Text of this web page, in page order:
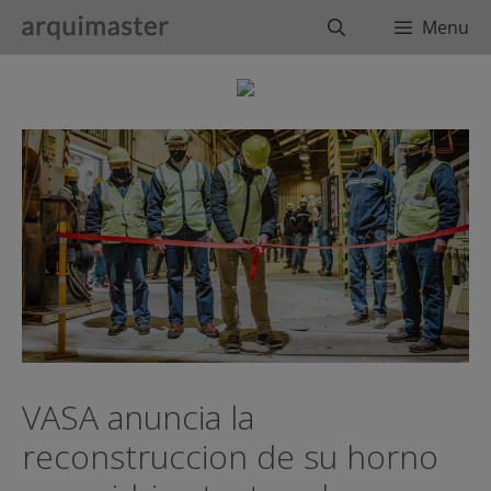
BuscarMenu
VASA anuncia la
reconstruccion de su horno